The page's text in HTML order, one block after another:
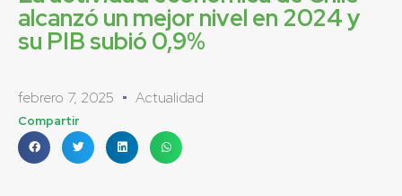
alcanzó un mejor nivel en 2024 y
su PIB subió 0,9%
febrero 7, 2025 Actualidad
Compartir